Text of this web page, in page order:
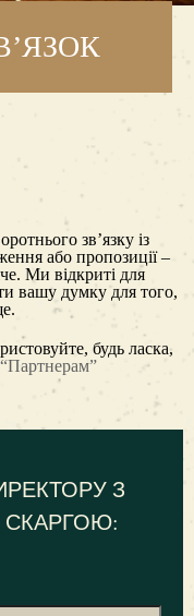
зв’язку із
або пропозиції –
Ми відкриті для
вашу думку для того,
будь ласка,
З